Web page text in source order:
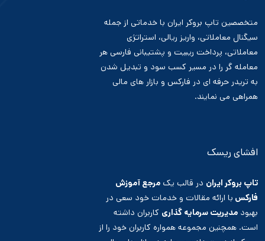
متخصصین تاپ بروکر ایران با خدماتی از جمله
سیگنال معاملاتی، واریز ریالی، استراتژی
معاملاتی، پرداخت ریبیت و پشتیبانی فارسی هر
معامله گر را در مسیر کسب سود و تبدیل شدن
به تریدر حرفه ای در فارکس و بازار های مالی
همراهی می نمایند.
افشای ریسک
تاپ بروکر ایران در قالب یک مرجع آموزش
فارکس با ارائه مقالات و خدمات خود سعی در
بهبود مدیریت سرمایه گذاری کاربران داشته
است. همچنین مجموعه همواره کاربران خود را از